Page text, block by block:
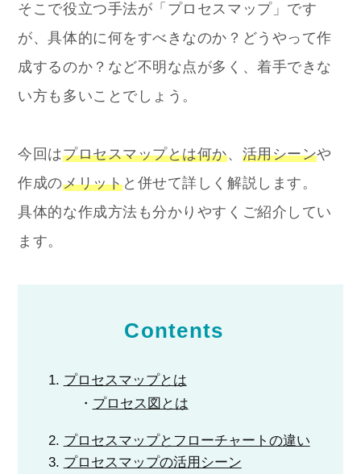
そこで役立つ手法が「プロセスマップ」です
が、具体的に何をすべきなのか？どうやって作
成するのか？など不明な点が多く、着手できな
い方も多いことでしょう。
今回はプロセスマップとは何か、 活用シーンや
作成のメリットと併せて詳しく解説します。
具体的な作成方法も分かりやすくご紹介してい
ます。
Contents
プロセスマップとは
プロセス図とは
プロセスマップとフローチャートの違い
プロセスマップの活用シーン